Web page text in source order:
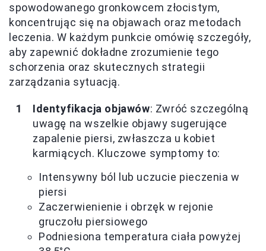
spowodowanego gronkowcem złocistym,
koncentrując się na objawach oraz metodach
leczenia. W każdym punkcie omówię szczegóły,
aby zapewnić dokładne zrozumienie tego
schorzenia oraz skutecznych strategii
zarządzania sytuacją.
Identyfikacja objawów: Zwróć szczególną
uwagę na wszelkie objawy sugerujące
zapalenie piersi, zwłaszcza u kobiet
karmiących. Kluczowe symptomy to:
Intensywny ból lub uczucie pieczenia w
piersi
Zaczerwienienie i obrzęk w rejonie
gruczołu piersiowego
Podniesiona temperatura ciała powyżej